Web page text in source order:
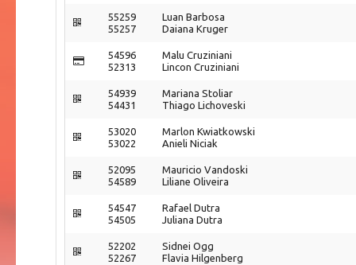
55259
55257
Luan Barbosa
Daiana Kruger
54596
52313
Malu Cruziniani
Lincon Cruziniani
54939
54431
Mariana Stoliar
Thiago Lichoveski
53020
53022
Marlon Kwiatkowski
Anieli Niciak
52095
54589
Mauricio Vandoski
Liliane Oliveira
54547
54505
Rafael Dutra
Juliana Dutra
52202
52267
Sidnei Ogg
Flavia Hilgenberg